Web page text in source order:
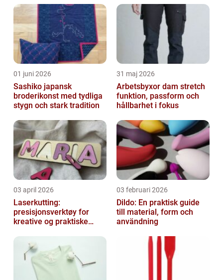
ko...
01 juni 2026
Sashiko japansk
broderikonst med tydliga
stygn och stark tradition
31 maj 2026
Arbetsbyxor dam stretch
funktion, passform och
hållbarhet i fokus
03 april 2026
Laserkutting:
presisjonsverktøy for
kreative og praktiske
03 februari 2026
Dildo: En praktisk guide
till material, form och
användning